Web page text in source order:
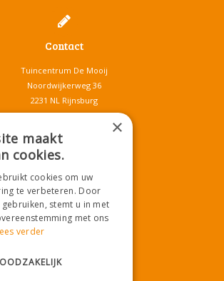
Contact
Tuincentrum De Mooij
Noordwijkerweg 36
2231 NL Rijnsburg
T.071-4080959
info@tuincentrumdemooij.nl
Download onze App!
×
maakt
cookies.
cookies om uw
te verbeteren. Door
stemt u in met
met ons
verder